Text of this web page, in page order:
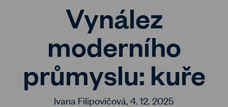
Vynález
moderního
průmyslu: kuře
Ivana Filipovičová, 4. 12. 2025